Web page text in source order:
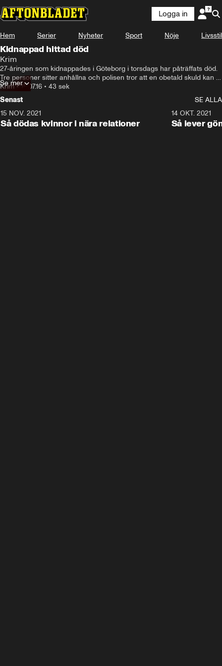
Logga in
Hem Serier Nyheter Sport Nöje Livsstil
Kidnappad hittad död
Krim
27-åringen som kidnappades i Göteborg i torsdags har påträffats död.
Tre personer sitter anhållna och polisen tror att en obetald skuld kan
ligga bakom det inträffade.
Krim•15.07.16 • 43 sek
Se mer
Senast
SE ALLA
15 NOV. 2021
Så dödas kvinnor i nära relationer
14 OKT. 2021
Så lever